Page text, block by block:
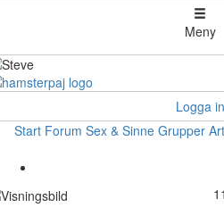
Meny
Logga in
Start Forum Sex & Sinne Grupper